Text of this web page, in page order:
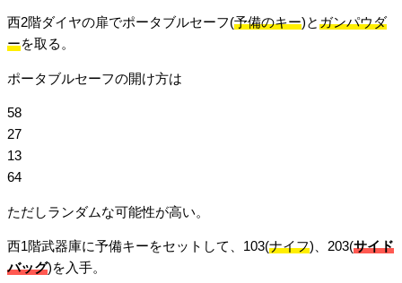
西2階ダイヤの扉でポータブルセーフ(予備のキー)とガンパウダ
ーを取る。
ポータブルセーフの開け方は
58
27
13
64
ただしランダムな可能性が高い。
西1階武器庫に予備キーをセットして、103(ナイフ)、203(サイド
バッグ)を入手。